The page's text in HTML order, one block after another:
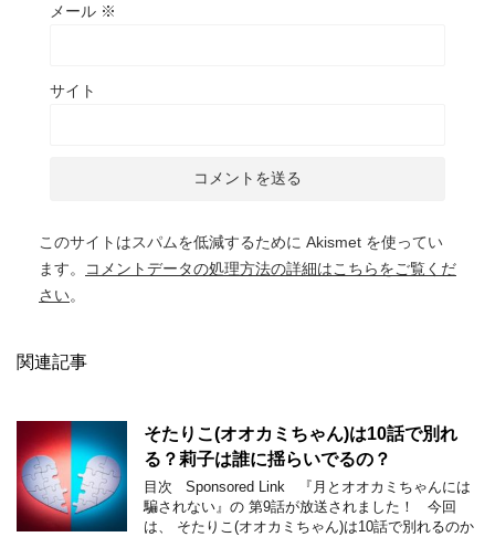
メール ※
サイト
このサイトはスパムを低減するために Akismet を使ってい
ます。
コメントデータの処理方法の詳細はこちらをご覧くだ
さい。
関連記事
そたりこ(オオカミちゃん)は10話で別れ
る？莉子は誰に揺らいでるの？
目次 Sponsored Link 『月とオオカミちゃんには
騙されない』の 第9話が放送されました！ 今回
は、 そたりこ(オオカミちゃん)は10話で別れるのか